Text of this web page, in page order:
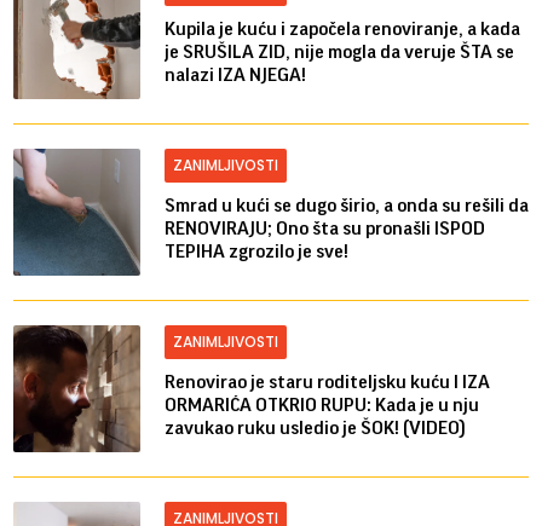
Kupila je kuću i započela renoviranje, a kada
je SRUŠILA ZID, nije mogla da veruje ŠTA se
nalazi IZA NJEGA!
ZANIMLJIVOSTI
Smrad u kući se dugo širio, a onda su rešili da
RENOVIRAJU; Ono šta su pronašli ISPOD
TEPIHA zgrozilo je sve!
ZANIMLJIVOSTI
Renovirao je staru roditeljsku kuću I IZA
ORMARIĆA OTKRIO RUPU: Kada je u nju
zavukao ruku usledio je ŠOK! (VIDEO)
ZANIMLJIVOSTI